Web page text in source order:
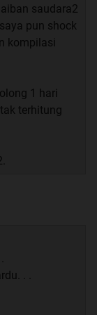
saudara2
pun shock
kompilasi
1 hari
terhitung
. .